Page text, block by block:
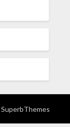
SuperbThemes